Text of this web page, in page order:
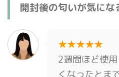
開封後の匂いが気にな
★★★★★
2週間ほど使
くなったとま